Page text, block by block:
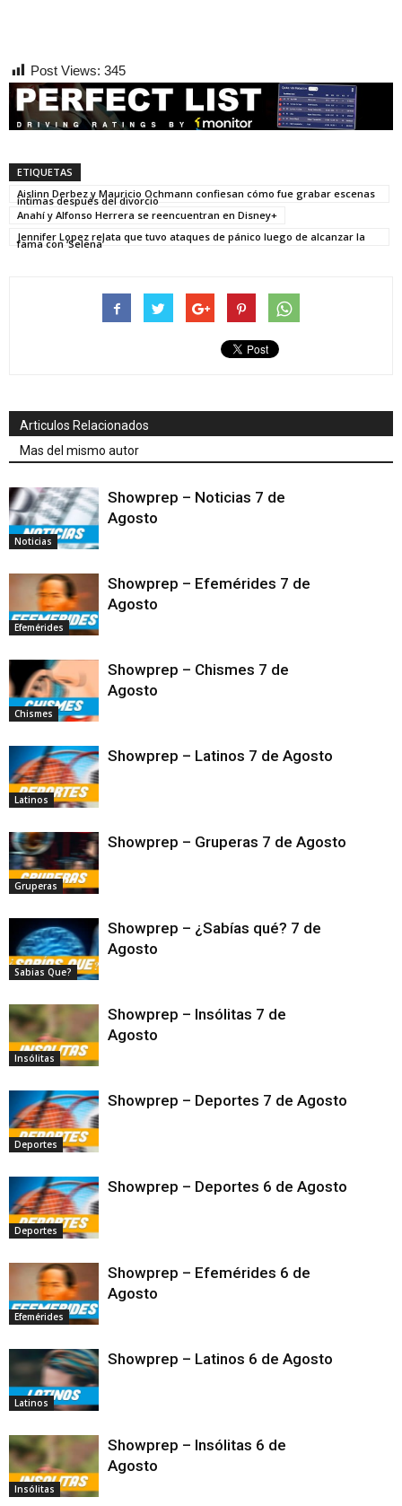
Post Views: 345
ETIQUETAS
Aislinn Derbez y Mauricio Ochmann confiesan cómo fue grabar escenas
íntimas después del divorcio
Anahí y Alfonso Herrera se reencuentran en Disney+
Jennifer Lopez relata que tuvo ataques de pánico luego de alcanzar la
fama con ‘Selena’
Articulos Relacionados
Mas del mismo autor
Noticias
Showprep – Noticias 7 de
Agosto
Efemérides
Showprep – Efemérides 7 de
Agosto
Chismes
Showprep – Chismes 7 de
Agosto
Latinos
Showprep – Latinos 7 de Agosto
Gruperas
Showprep – Gruperas 7 de Agosto
Sabias Que?
Showprep – ¿Sabías qué? 7 de
Agosto
Insólitas
Showprep – Insólitas 7 de
Agosto
Deportes
Showprep – Deportes 7 de Agosto
Deportes
Showprep – Deportes 6 de Agosto
Efemérides
Showprep – Efemérides 6 de
Agosto
Latinos
Showprep – Latinos 6 de Agosto
Insólitas
Showprep – Insólitas 6 de
Agosto